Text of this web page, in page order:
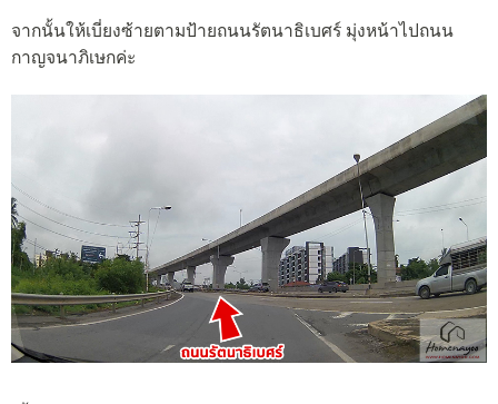
จากนั้นให้เบี่ยงซ้ายตามป้ายถนนรัตนาธิเบศร์ มุ่งหน้าไปถนน
กาญจนาภิเษกค่ะ